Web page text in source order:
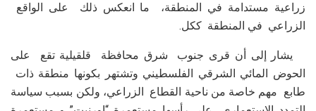
زراعية مستدامة في المنطقة، ما انعكس ذلك على الواقع
الزراعي في المنطقة ككل.
يشار إلى أن قرى جنوب شرق محافظة قلقيلية تقع على
الحوض المائي الشرقي الفلسطيني وتشتهر بكونها منطقة ذات
طابع مهم خاصة من ناحية القطاع الزراعي، ولكن بسبب سياسة